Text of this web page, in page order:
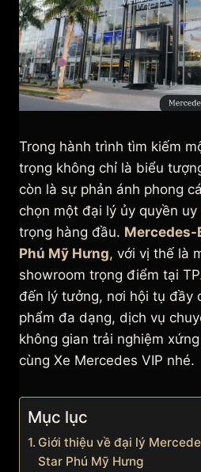
Trong hành trình tìm kiếm
trọng không chỉ là biểu
còn là sự phản ánh phong
chọn một đại lý ủy quyền
trọng hàng đầu. Mercedes-
Phú Mỹ Hưng, với vị thế là
showroom trọng điểm tại
đến lý tưởng, nơi hội tụ đầy
phẩm đa dạng, dịch vụ
không gian trải nghiệm
cùng Xe Mercedes VIP nhé.
Mục lục
Giới thiệu về đại lý
Star Phú Mỹ Hưng